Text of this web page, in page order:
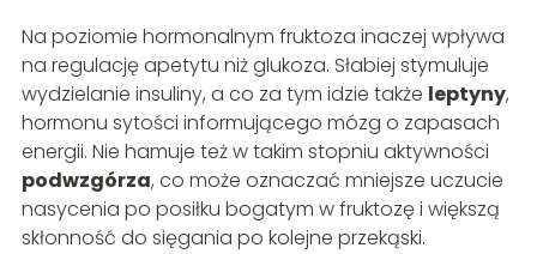
Na poziomie hormonalnym fruktoza inaczej wpływa
na regulację apetytu niż glukoza. Słabiej stymuluje
wydzielanie insuliny, a co za tym idzie także leptyny,
hormonu sytości informującego mózg o zapasach
energii. Nie hamuje też w takim stopniu aktywności
podwzgórza, co może oznaczać mniejsze uczucie
nasycenia po posiłku bogatym w fruktozę i większą
skłonność do sięgania po kolejne przekąski.